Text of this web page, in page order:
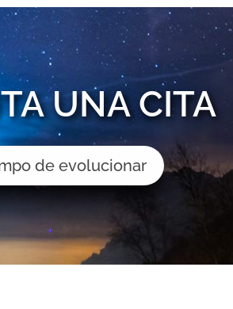
UNA CITA
de evolucionar